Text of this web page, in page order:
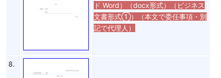
ド Word）（docx形式）（ビジネス
文書形式①）（本文で委任事項・別
記で代理人）
8.